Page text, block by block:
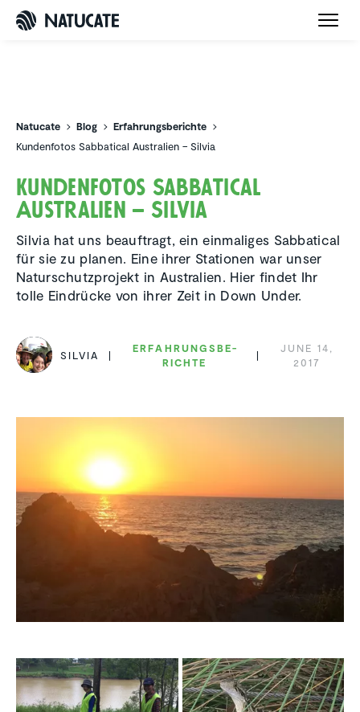
Natucate Blog
Erfahrungsberichte
Kundenfotos Sabbatical Australien – Silvia
Kunden­fotos Sabba­tical
Austra­lien – Silvia
Silvia hat uns beauftragt, ein einmaliges Sabbatical
für sie zu planen. Eine ihrer Stationen war unser
Naturschutzprojekt in Australien. Hier findet Ihr
tolle Eindrücke von ihrer Zeit in Down Under.
SILVIA
ERFAH­RUNGS­BE­
RICHTE
JUNE 14,
2017